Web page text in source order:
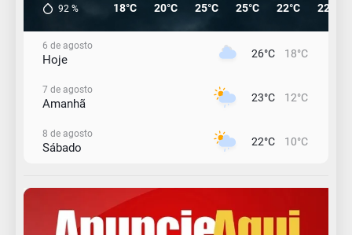
92 % 18°C 20°C 25°C 25°C 22°C 22°C
6 de agosto
Hoje 26°C 18°C
7 de agosto
Amanhã 23°C 12°C
8 de agosto
Sábado 22°C 10°C
Domingo 16°C 12°C
10 de agosto